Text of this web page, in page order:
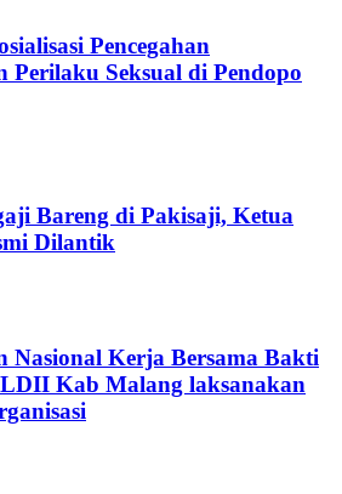
Pencegahan
Perilaku Seksual di Pendopo
Bareng di Pakisaji, Ketua
Dilantik
Nasional Kerja Bersama Bakti
Kab Malang laksanakan